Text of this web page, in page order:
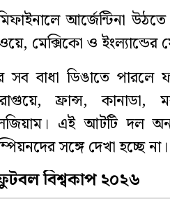
আর্জেন্টিনা
মেক্সিকো ও
বাধা ডিঙাতে পারলে
ফ্রান্স, কানাডা,
এই আটটি দল
সঙ্গে দেখা হচ্ছে না।
বিশ্বকাপ ২০২৬